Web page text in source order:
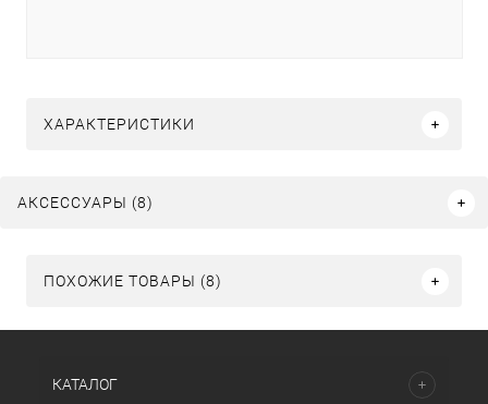
ХАРАКТЕРИСТИКИ
АКСЕССУАРЫ (8)
ПОХОЖИЕ ТОВАРЫ (8)
КАТАЛОГ